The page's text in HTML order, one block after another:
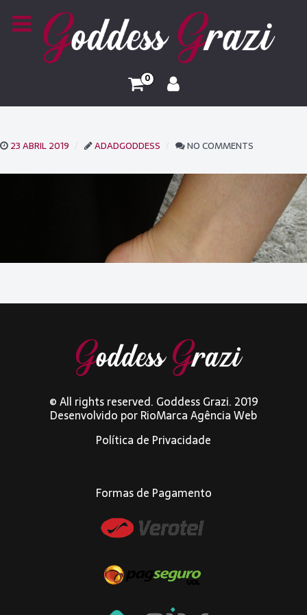
0
23 ABRIL 2019 ADADGODDESS NO COMMENTS
© All rights reserved. Goddess Grazi. 2019
Desenvolvido porRioMarca Agência Web
Política de Privacidade
Formas de Pagamento